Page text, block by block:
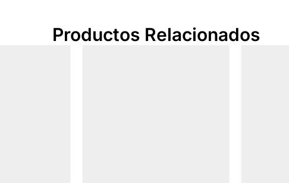
Productos Relacionados